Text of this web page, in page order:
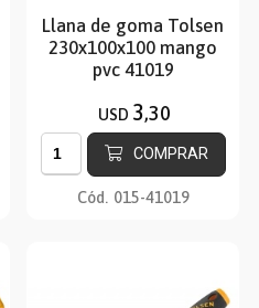
Llana de goma Tolsen
230x100x100 mango
pvc 41019
USD 3,30
COMPRAR
Cód. 015-41019